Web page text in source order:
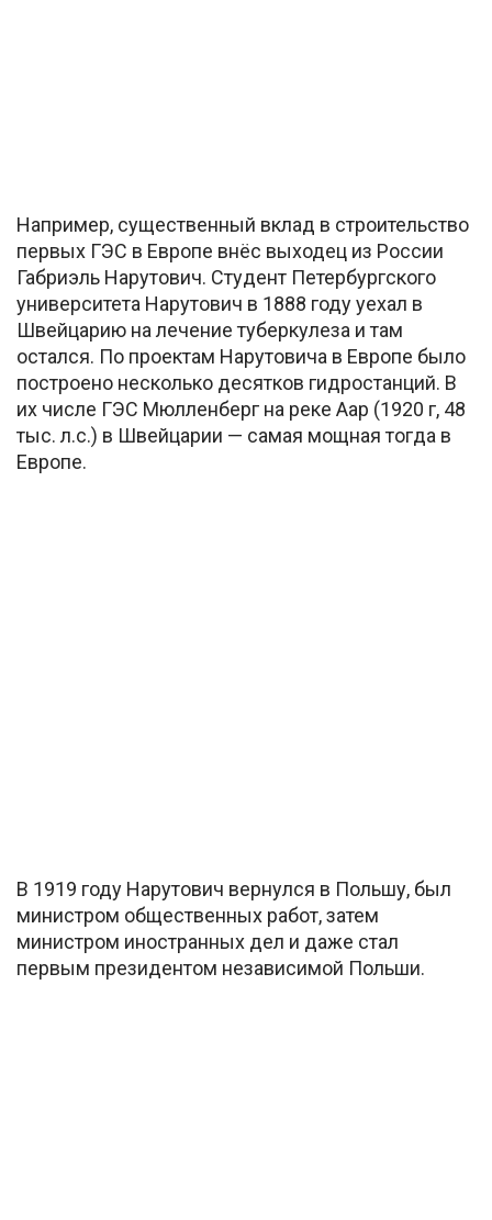
Например, существенный вклад в строительство
первых ГЭС в Европе внёс выходец из России
Габриэль Нарутович. Студент Петербургского
университета Нарутович в 1888 году уехал в
Швейцарию на лечение туберкулеза и там
остался. По проектам Нарутовича в Европе было
построено несколько десятков гидростанций. В
их числе ГЭС Мюлленберг на реке Аар (1920 г, 48
тыс. л.с.) в Швейцарии — самая мощная тогда в
Европе.
В 1919 году Нарутович вернулся в Польшу, был
министром общественных работ, затем
министром иностранных дел и даже стал
первым президентом независимой Польши.